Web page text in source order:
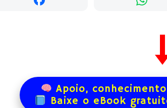
Apoio,
Baixe o eBook